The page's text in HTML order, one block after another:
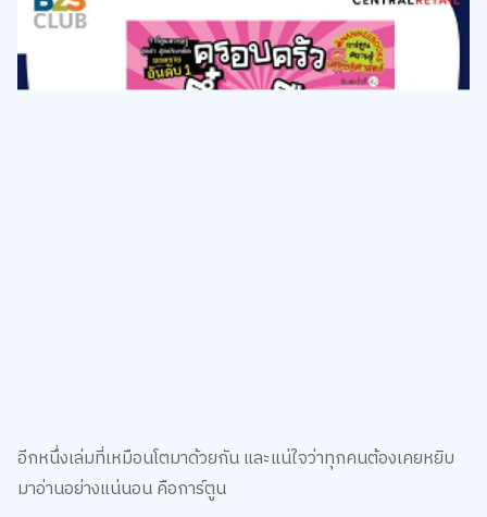
อีกหนึ่งเล่มที่เหมือนโตมาด้วยกัน และแน่ใจว่าทุกคนต้องเคยหยิบ
มาอ่านอย่างแน่นอน คือการ์ตูน